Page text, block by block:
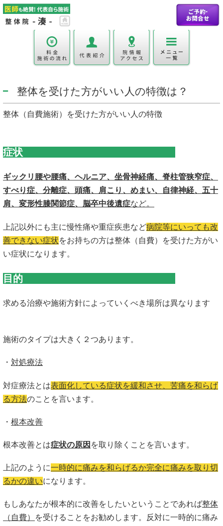
整体を受けた方がいい人の特徴は？
整体（自費施術）を受けた方がいい人の特徴
症状
ギックリ腰や腰痛、ヘルニア、坐骨神経痛、脊柱管狭窄症、
すべり症、分離症、頭痛、肩こり、めまい、自律神経、五十
肩、変形性膝関節症、脳卒中後遺症など。
上記以外にも主に慢性痛や重症疾患など病院等にいっても改
善できない症状をお持ちの方は整体（自費）を受けた方がい
い症状になります。
目的
求める治療や施術方針によっていくべき場所は異なります
施術のタイプは大きく２つあります。
・ 対処療法
対症療法とは表面化している症状を緩和させ、苦痛を和らげ
る方法のことを言います。
・ 根本改善
根本改善とは症状の原因 を取り除くことを言います。
上記のように一時的に痛みを和らげるか完全に痛みを取り切
るかの違いになります。
もしあなたが根本的に改善をしたいということであれば整体
（自費）
を受けることをお勧めします。反対に一時的に痛み